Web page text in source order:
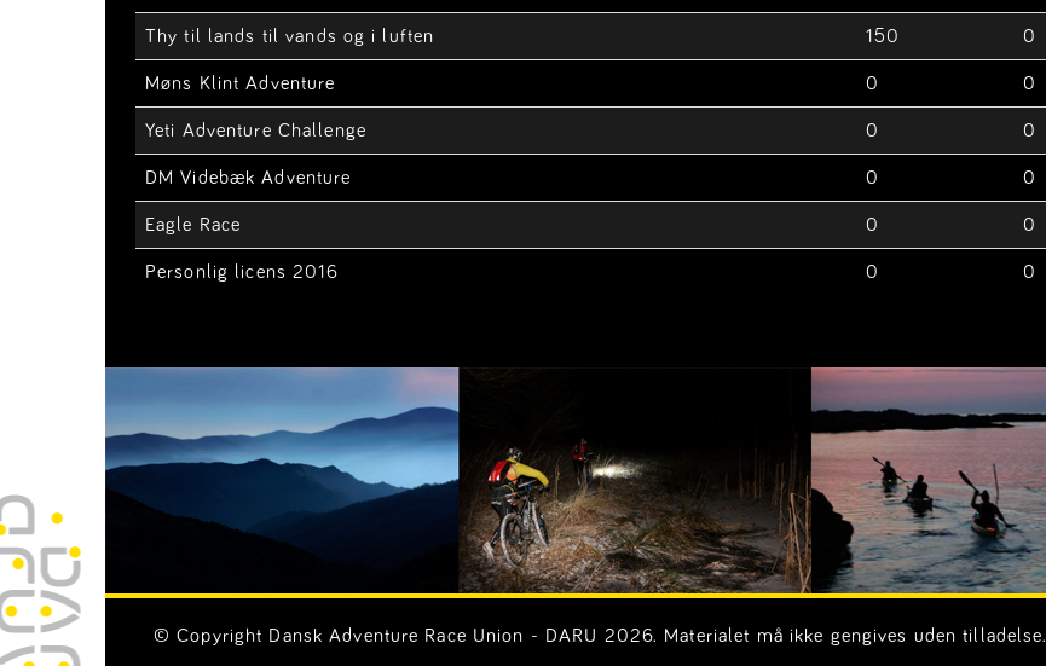
Thy til lands til vands og i luften 150 0
Møns Klint Adventure 0 0
Yeti Adventure Challenge 0 0
DM Videbæk Adventure 0 0
Eagle Race 0 0
Personlig licens 2016 0 0
© Copyright Dansk Adventure Race Union - DARU 2026. Materialet må ikke gengives uden tilladelse.